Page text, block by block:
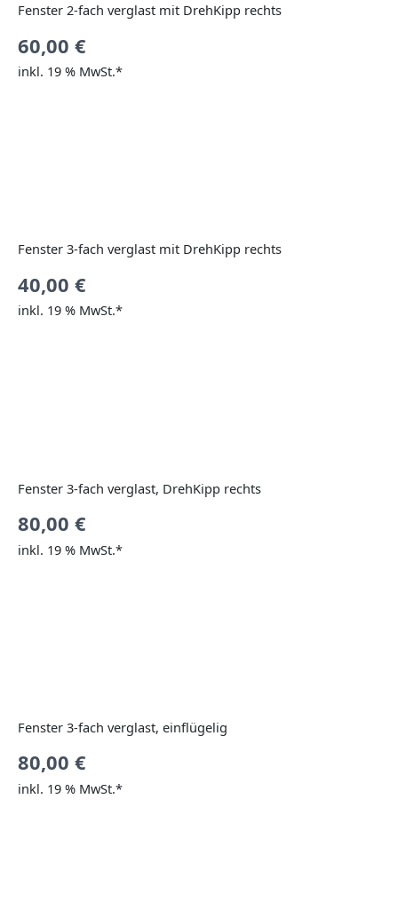
Fenster 2-fach verglast mit DrehKipp rechts
60,00 €
inkl. 19 % MwSt.*
Fenster 3-fach verglast mit DrehKipp rechts
40,00 €
inkl. 19 % MwSt.*
Fenster 3-fach verglast, DrehKipp rechts
80,00 €
inkl. 19 % MwSt.*
Fenster 3-fach verglast, einflügelig
80,00 €
inkl. 19 % MwSt.*